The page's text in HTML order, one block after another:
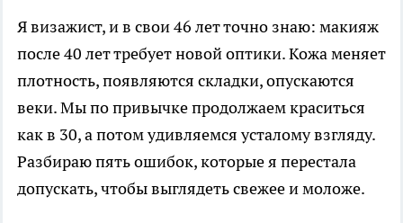
Я визажист, и в свои 46 лет точно знаю: макияж
после 40 лет требует новой оптики. Кожа меняет
плотность, появляются складки, опускаются
веки. Мы по привычке продолжаем краситься
как в 30, а потом удивляемся усталому взгляду.
Разбираю пять ошибок, которые я перестала
допускать, чтобы выглядеть свежее и моложе.